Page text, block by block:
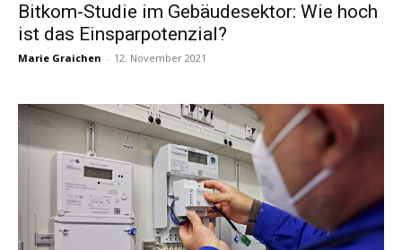
Bitkom-Studie im Gebäudesektor: Wie hoch
ist das Einsparpotenzial?
Marie Graichen - 12. November 2021